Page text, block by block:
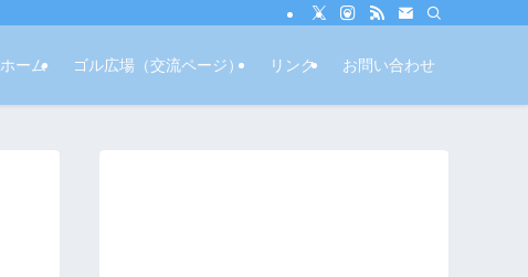
ホーム ゴル広場（交流ページ） リンク お問い合わせ